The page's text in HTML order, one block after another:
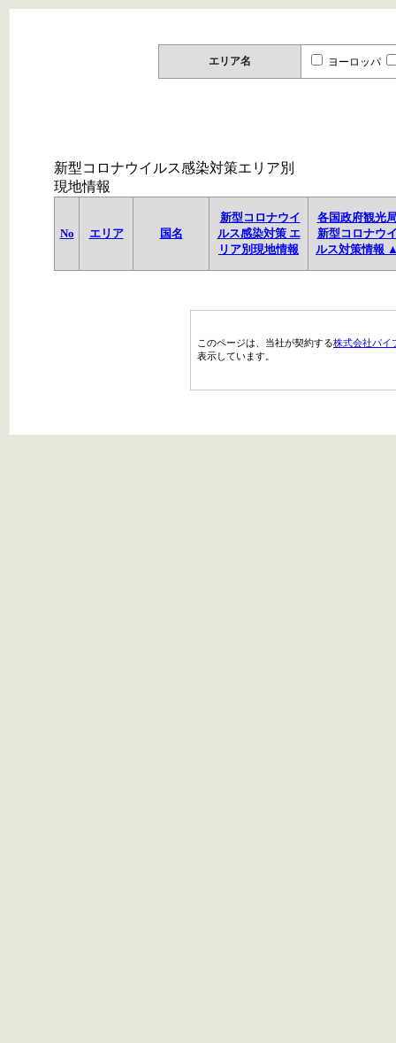
エリア名 ヨーロッパ
新型コロナウイルス感染対策エリア別
現地情報
No エリア 国名
新型コロナウイ
ルス感染対策 エ
リア別現地情報
各国政府観光
新型コロナウ
ルス対策情報
このページは、当社が契約する株式会社パイ
表示しています。